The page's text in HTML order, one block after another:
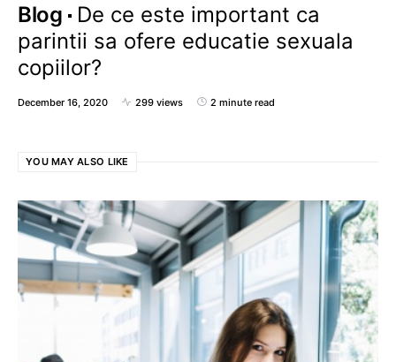
Blog
De ce este important ca
parintii sa ofere educatie sexuala
copiilor?
December 16, 2020 299 views 2 minute read
YOU MAY ALSO LIKE